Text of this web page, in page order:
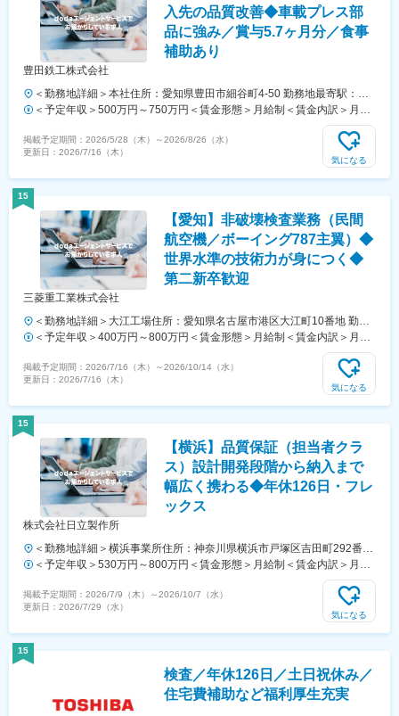
入先の品質改善◆車載プレス部
品に強み／賞与5.7ヶ月分／食事
補助あり
豊田鉄工株式会社
＜勤務地詳細＞本社住所：愛知県豊田市細谷町4-50 勤務地最寄駅：名
鉄三河線／上拳母駅受動喫煙対策：屋内全面禁煙
＜予定年収＞500万円～750万円＜賃金形態＞月給制＜賃金内訳＞月額
（基本給）：275,000円～339,700円＜月給＞275,000円～339,700円＜
昇給有無＞有＜残業手当＞有＜給与補足＞※年収には生産手当4,000円/
月、超過勤務手当20H/月、賞与5.7か月/年を含みます。■賞与：年2回
掲載予定期間： 2026/5/28（木） ～2026/8/26（水）
更新日： 2026/7/16（木）
気になる
15
【愛知】非破壊検査業務（民間
航空機／ボーイング787主翼）◆
世界水準の技術力が身につく◆
第二新卒歓迎
三菱重工業株式会社
＜勤務地詳細＞大江工場住所：愛知県名古屋市港区大江町10番地 勤務
地最寄駅：名鉄築港線／東名古屋港駅受動喫煙対策：屋内全面禁煙変更
＜予定年収＞400万円～800万円＜賃金形態＞月給制＜賃金内訳＞月額
（基本給）：210,000円～400,000円＜月給＞210,000円～400,000円＜
昇給有無＞有＜残業手当＞有＜給与補足＞※経験・能力・年齢を考慮の
上、当社規定により支給いたします。■昇給：年1回■賞与：年2回賃金
掲載予定期間： 2026/7/16（木） ～2026/10/14（水）
更新日： 2026/7/16（木）
気になる
15
【横浜】品質保証（担当者クラ
ス）設計開発段階から納入まで
幅広く携わる◆年休126日・フレ
ックス
株式会社日立製作所
＜勤務地詳細＞横浜事業所住所：神奈川県横浜市戸塚区吉田町292番地
勤務地最寄駅：JR東海道線・横須賀線／戸塚駅受動喫煙対策：屋内全
面禁煙変更の範囲：会社の定める事業所（リモートワーク含む）
＜予定年収＞530万円～800万円＜賃金形態＞月給制＜賃金内訳＞月額
（基本給）：287,000円～470,000円＜月給＞287,000円～470,000円＜
昇給有無＞有＜残業手当＞有＜給与補足＞※給与詳細は経験・年齢・能
力を考慮し、当社規定により決定します。■昇給：年1回■賞与：年2回
掲載予定期間： 2026/7/9（木） ～2026/10/7（水）
更新日： 2026/7/29（水）
気になる
15
検査／年休126日／土日祝休み／
住宅費補助など福利厚生充実